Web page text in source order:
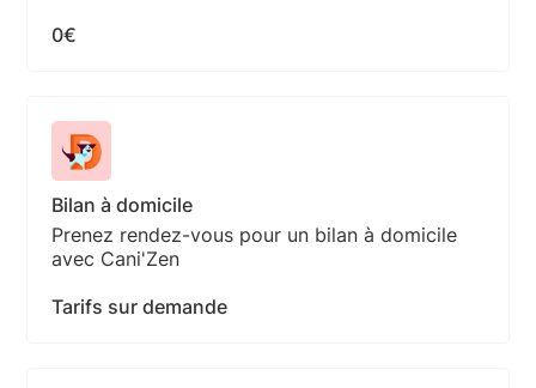
0€
Bilan à domicile
Prenez rendez-vous pour un bilan à domicile
avec Cani'Zen
Tarifs sur demande